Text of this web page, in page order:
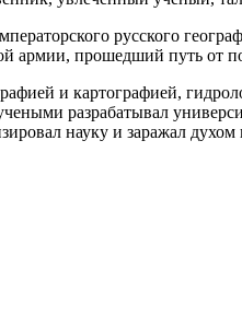
русского
армии, прошедший путь от
и картографией,
разрабатывал
науку и заражал духом